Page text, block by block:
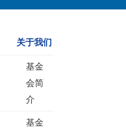
关于我们
基金
会简
介
基金